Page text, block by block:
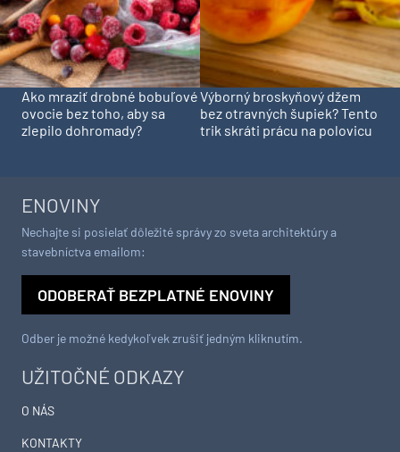
Ako mraziť drobné bobuľové
ovocie bez toho, aby sa
zlepilo dohromady?
Výborný broskyňový džem
bez otravných šupiek? Tento
trik skráti prácu na polovicu
UŽITOČNÉ ODKAZY
O NÁS
KONTAKTY
ENOVINY
Nechajte si posielať dôležité správy zo sveta architektúry a
stavebníctva emailom:
ODOBERAŤ BEZPLATNÉ ENOVINY
Odber je možné kedykoľvek zrušiť jedným kliknutím.